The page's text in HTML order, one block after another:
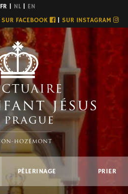
FR | NL
EN
SUR FACEBOOK | SUR INSTAGRAM
PÈLERINAGE PRIER